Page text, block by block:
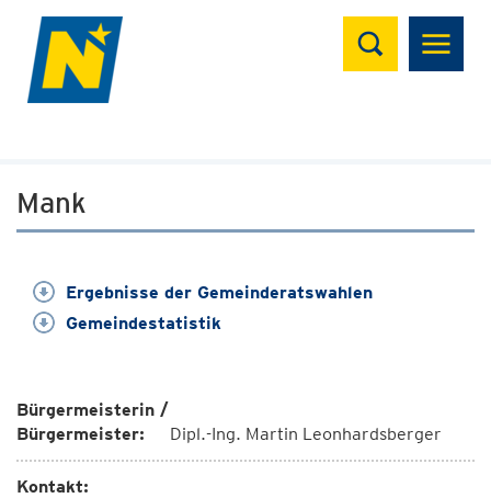
Suchen
Mank
Ergebnisse der Gemeinderatswahlen
Gemeindestatistik
Bürgermeisterin /
Bürgermeister:
Dipl.-Ing. Martin Leonhardsberger
Kontakt: